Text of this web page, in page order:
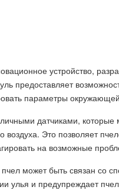
устройство,
предоставляет
параметры
датчиками, которые
воздуха. Это позволяет
на возможные
может быть связан со
улья и предупреждает